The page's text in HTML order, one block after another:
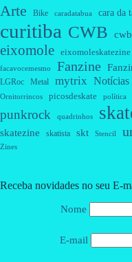
Arte Bike caradatabua cara da
curitiba CWB
eixomole eixomoleskatezine
facavocemesmo Fanzine
LGRoc Metal mytrix Notícias
Ornitorrincos picosdeskate política
punkrock quadrinhos
skatezine skatista skt Stencil
Zines
Receba novidades no seu E-
Nome
E-mail